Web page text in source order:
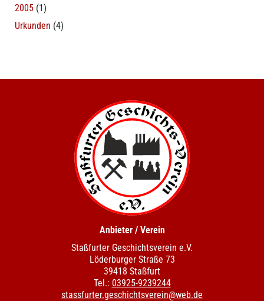
2005 (1)
Urkunden (4)
Anbieter / Verein
Staßfurter Geschichtsverein e.V.
Löderburger Straße 73
39418 Staßfurt
Tel.: 03925-9239244
stassfurter.geschichtsverein@web.de